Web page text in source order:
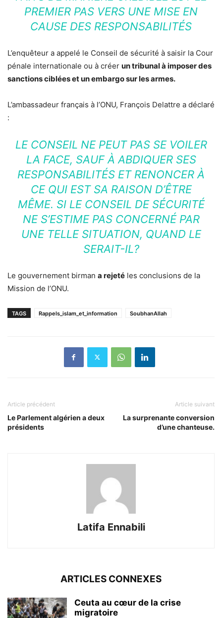
PREMIER PAS VERS UNE MISE EN
CAUSE DES RESPONSABILITÉS
L’enquêteur a appelé le Conseil de sécurité à saisir la Cour
pénale internationale ou à créer un tribunal à imposer des
sanctions ciblées et un embargo sur les armes.
L’ambassadeur français à l’ONU, François Delattre a déclaré
:
LE CONSEIL NE PEUT PAS SE VOILER
LA FACE, SAUF À ABDIQUER SES
RESPONSABILITÉS ET RENONCER À
CE QUI EST SA RAISON D’ÊTRE
MÊME. SI LE CONSEIL DE SÉCURITÉ
NE S’ESTIME PAS CONCERNÉ PAR
UNE TELLE SITUATION, QUAND LE
SERAIT-IL?
Le gouvernement birman a rejeté les conclusions de la
Mission de l’ONU.
TAGS Rappels_islam_et_information SoubhanAllah
Article précédent
Le Parlement algérien a deux
présidents
Article suivant
La surprenante conversion
d’une chanteuse.
Latifa Ennabili
ARTICLES CONNEXES
Ceuta au cœur de la crise
migratoire